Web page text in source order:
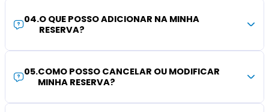
04.O QUE POSSO ADICIONAR NA MINHA
RESERVA?
05.COMO POSSO CANCELAR OU MODIFICAR
MINHA RESERVA?